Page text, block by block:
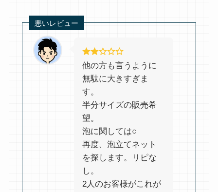
悪いレビュー
他の方も言うように
無駄に大きすぎま
す。
半分サイズの販売希
望。
泡に関しては○
再度、泡立てネット
を探します。リピな
し。
2人のお客様がこれが